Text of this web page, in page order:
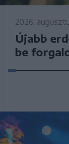
2026.
Újabb
be